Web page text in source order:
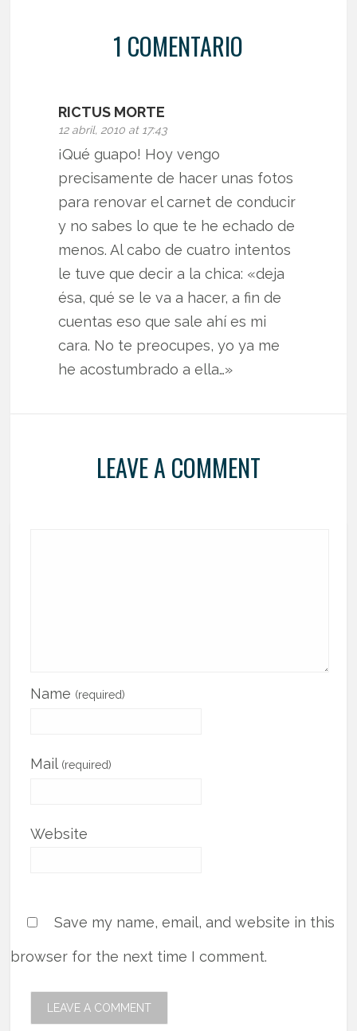
1 COMENTARIO
RICTUS MORTE
12 abril, 2010 at 17:43
¡Qué guapo! Hoy vengo
precisamente de hacer unas fotos
para renovar el carnet de conducir
y no sabes lo que te he echado de
menos. Al cabo de cuatro intentos
le tuve que decir a la chica: «deja
ésa, qué se le va a hacer, a fin de
cuentas eso que sale ahí es mi
cara. No te preocupes, yo ya me
he acostumbrado a ella…»
LEAVE A COMMENT
Name (required)
Mail (required)
Website
Save my name, email, and website in this
browser for the next time I comment.